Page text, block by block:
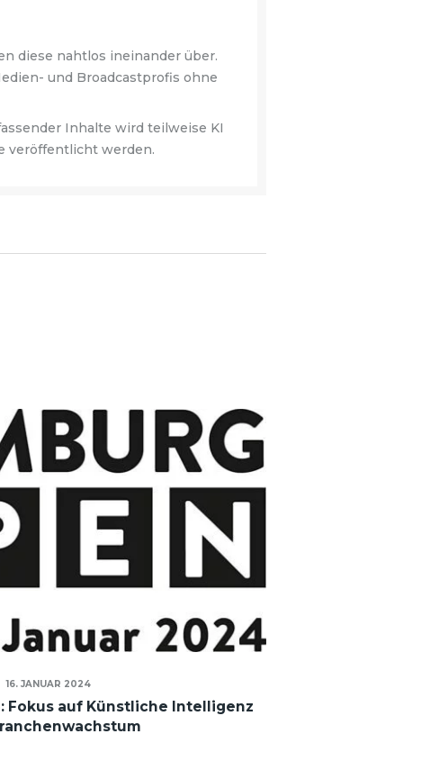
diese nahtlos ineinander über.
und Broadcastprofis ohne
Inhalte wird teilweise KI
veröffentlicht werden.
16. JANUAR 2024
Fokus auf Künstliche Intelligenz